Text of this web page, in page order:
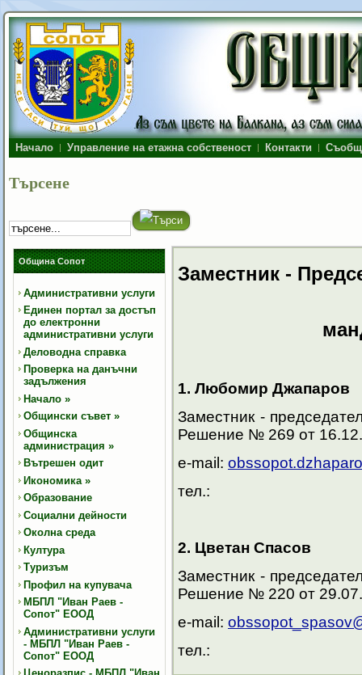
Начало Управление на етажна собственост Контакти
Търсене
Община Сопот
Административни услуги
Единен портал за достъп
до електронни
административни услуги
Деловодна справка
Проверка на данъчни
задължения
Начало »
Общински съвет »
Общинска
администрация »
Вътрешен одит
Икономика »
Образование
Социални дейности
Околна среда
Култура
Туризъм
Профил на купувача
МБПЛ "Иван Раев -
Сопот" ЕООД
Административни услуги
- МБПЛ "Иван Раев -
Сопот" ЕООД
Заместник -
1. Любомир Джапаров
Заместник -
Решение № 269 от
e-mail:
тел.:
2. Цветан Спасов
Заместник -
Решение № 220 от
e-mail:
тел.: